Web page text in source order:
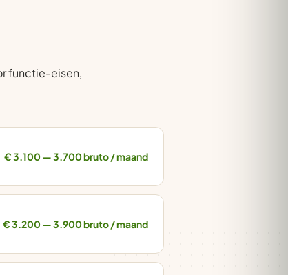
functie-eisen,
€ 3.100 — 3.700 bruto / maand
€ 3.200 — 3.900 bruto / maand